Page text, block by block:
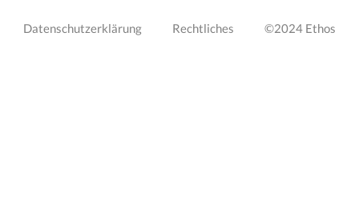
PIED
Datenschutzerklärung Rechtliches ©2024 Ethos